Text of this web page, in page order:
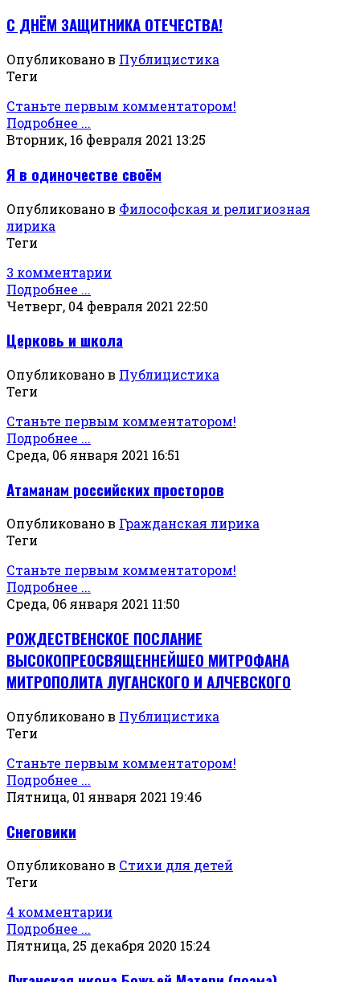
С ДНЁМ ЗАЩИТНИКА ОТЕЧЕСТВА!
Опубликовано в Публицистика
Теги
Станьте первым комментатором!
Подробнее ...
Вторник, 16 февраля 2021 13:25
Я в одиночестве своём
Опубликовано в Философская и религиозная
лирика
Теги
3 комментарии
Подробнее ...
Четверг, 04 февраля 2021 22:50
Церковь и школа
Опубликовано в Публицистика
Теги
Станьте первым комментатором!
Подробнее ...
Среда, 06 января 2021 16:51
Атаманам российских просторов
Опубликовано в Гражданская лирика
Теги
Станьте первым комментатором!
Подробнее ...
Среда, 06 января 2021 11:50
РОЖДЕСТВЕНСКОЕ ПОСЛАНИЕ
ВЫСОКОПРЕОСВЯЩЕННЕЙШЕО МИТРОФАНА
МИТРОПОЛИТА ЛУГАНСКОГО И АЛЧЕВСКОГО
Опубликовано в Публицистика
Теги
Станьте первым комментатором!
Подробнее ...
Пятница, 01 января 2021 19:46
Снеговики
Опубликовано в Стихи для детей
Теги
4 комментарии
Подробнее ...
Пятница, 25 декабря 2020 15:24